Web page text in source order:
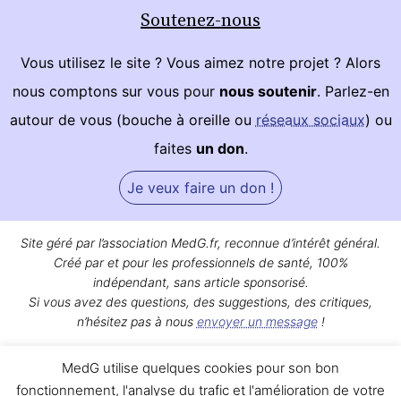
Soutenez-nous
Vous utilisez le site ? Vous aimez notre projet ? Alors
nous comptons sur vous pour nous soutenir. Parlez-en
autour de vous (bouche à oreille ou réseaux sociaux) ou
faites un don.
Je veux faire un don !
Site géré par l’association MedG.fr, reconnue d’intérêt général.
Créé par et pour les professionnels de santé, 100%
indépendant, sans article sponsorisé.
Si vous avez des questions, des suggestions, des critiques,
n’hésitez pas à nous envoyer un message!
Qui sommes-nous ?|Mentions légales|Contact
MedG utilise quelques cookies pour son bon
fonctionnement, l'analyse du trafic et l'amélioration de votre